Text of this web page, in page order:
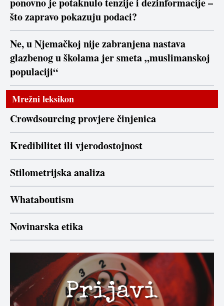
što zapravo pokazuju podaci?
Ne, u Njemačkoj nije zabranjena nastava
glazbenog u školama jer smeta „muslimanskoj
populaciji“
Mrežni leksikon
Crowdsourcing provjere činjenica
Kredibilitet ili vjerodostojnost
Stilometrijska analiza
Whataboutism
Novinarska etika